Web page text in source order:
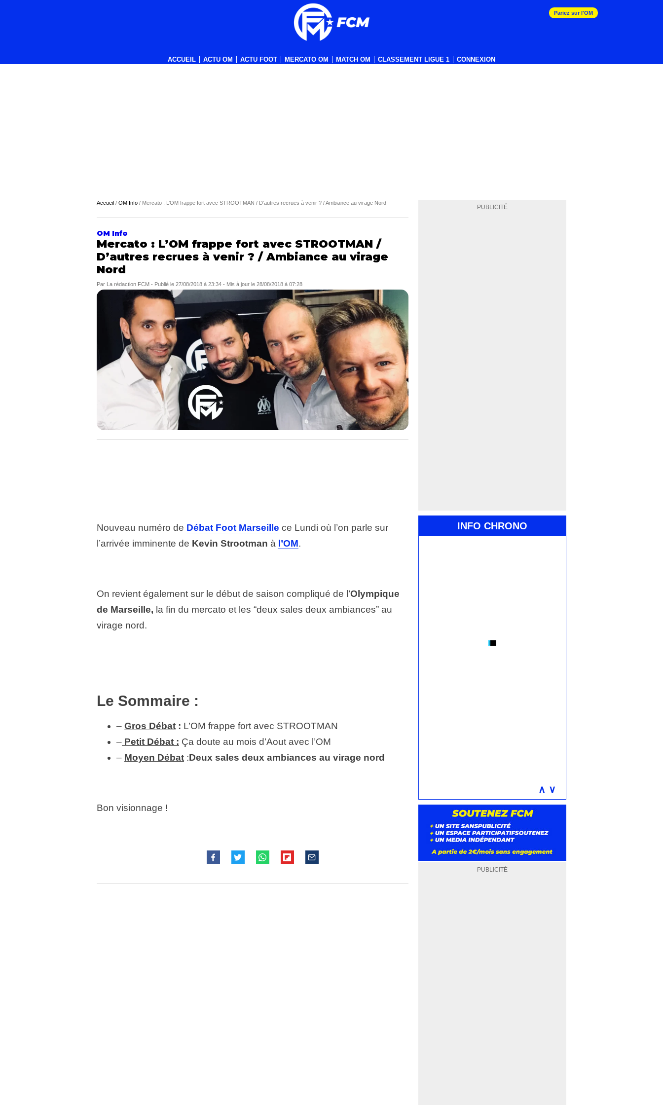
ACCUEIL ACTU OM ACTU FOOT MERCATO OM MATCH OM CLASSEMENT LIGUE 1 CONNEXION
Pariez sur l'OM
PUBLICITÉ
INFO CHRONO
∧ ∨
PUBLICITÉ
Accueil / OM Info / Mercato : L’OM frappe fort avec STROOTMAN / D’autres recrues à venir ? / Ambiance au virage Nord
OM Info
Mercato : L’OM frappe fort avec STROOTMAN /
D’autres recrues à venir ? / Ambiance au virage
Nord
Par La rédaction FCM - Publié le 27/08/2018 à 23:34 - Mis à jour le 28/08/2018 à 07:28
Nouveau numéro de Débat Foot Marseille ce Lundi où l’on parle sur
l’arrivée imminente de Kevin Strootman à l’OM.
On revient également sur le début de saison compliqué de l’Olympique
de Marseille, la fin du mercato et les “deux sales deux ambiances” au
virage nord.
Le Sommaire :
– Gros Débat : L’OM frappe fort avec STROOTMAN
– Petit Débat : Ça doute au mois d’Aout avec l’OM
– Moyen Débat :Deux sales deux ambiances au virage nord
Bon visionnage !